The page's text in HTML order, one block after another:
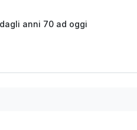
anni 70 ad oggi